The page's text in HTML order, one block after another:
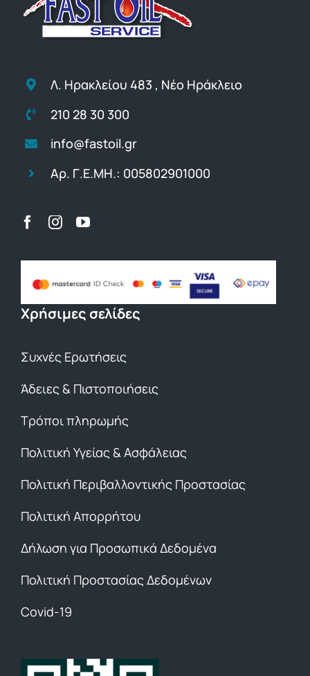
Λ. Ηρακλείου 483 , Νέο Ηράκλειο
210 28 30 300
info@fastoil.gr
Αρ. Γ.Ε.ΜΗ.: 005802901000
Χρήσιμες σελίδες
Συχνές Ερωτήσεις
Άδειες & Πιστοποιήσεις
Τρόποι πληρωμής
Πολιτική Υγείας & Ασφάλειας
Πολιτική Περιβαλλοντικής Προστασίας
Πολιτική Απορρήτου
Δήλωση για Προσωπικά Δεδομένα
Πολιτική Προστασίας Δεδομένων
Covid-19